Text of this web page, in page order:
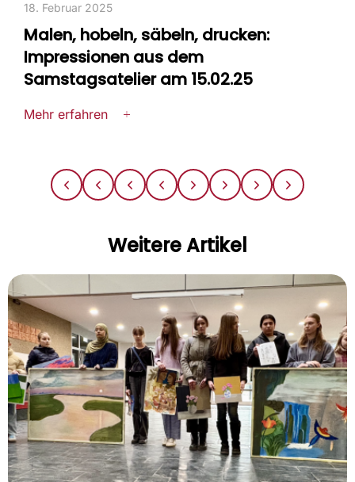
18. Februar 2025
Malen, hobeln, säbeln, drucken:
Impressionen aus dem
Samstagsatelier am 15.02.25
Mehr erfahren
Weitere Artikel